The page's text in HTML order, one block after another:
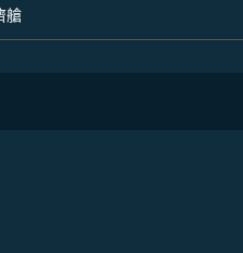
option 經濟艙 Selected
艙